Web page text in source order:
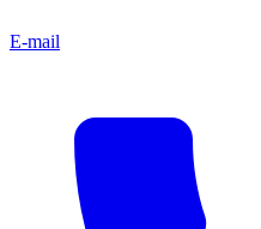
E-mail